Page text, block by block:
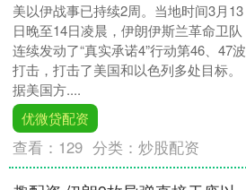
美以伊战事已持续2周。当地时间3月13
日晚至14日凌晨，伊朗伊斯兰革命卫队
连续发动了“真实承诺4”行动第46、47波
打击，打击了美国和以色列多处目标。
据美国方....
优微贷配资
查看： 129 分类：炒股配资